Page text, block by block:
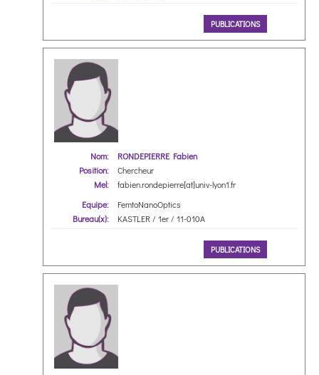
PUBLICATIONS
Nom:
RONDEPIERRE Fabien
Position:
Chercheur
Mel:
fabien.rondepierre[at]univ-lyon1.fr
Equipe:
FemtoNanoOptics
Bureau(x):
KASTLER / 1er / 11-010A
PUBLICATIONS